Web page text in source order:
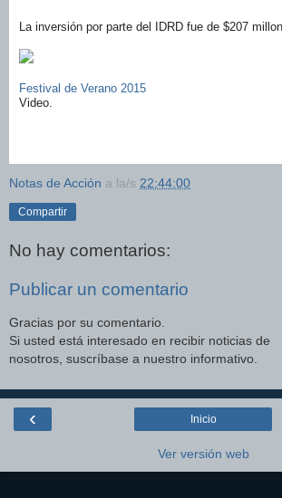
La inversión por parte del IDRD fue de $207
Festival de Verano 2015
Video.
Notas de Acción a la/s 22:44:00
Compartir
No hay comentarios:
Publicar un comentario
Gracias por su comentario.
Si usted está interesado en recibir noticias de
nosotros, suscríbase a nuestro informativo.
‹ Inicio
Ver versión web